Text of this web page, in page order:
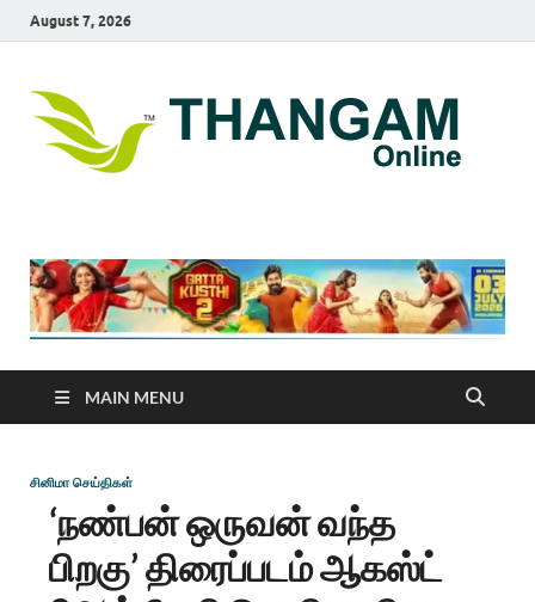
August 7, 2026
MAIN MENU
சினிமா செய்திகள்
‘நண்பன் ஒருவன் வந்த
பிறகு’ திரைப்படம் ஆகஸ்ட்